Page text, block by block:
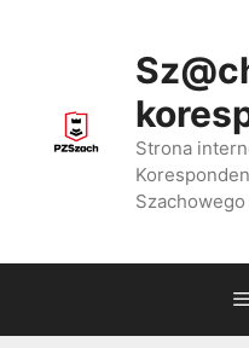
Strona
Szachowego